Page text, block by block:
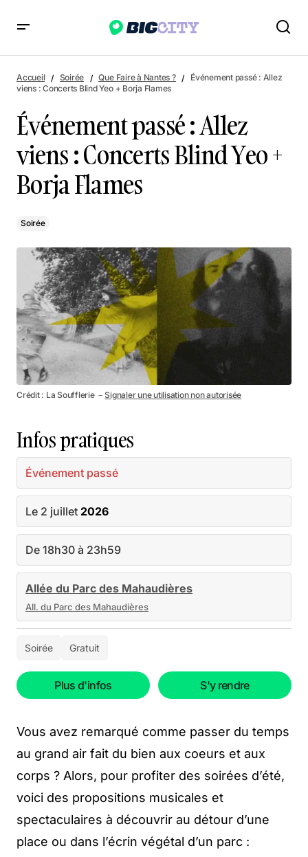
Flames
Accueil Soirée Que Faire à Nantes ?
Événement passé : Allez
viens : Concerts Blind Yeo + Borja Flames
Événement passé : Allez
viens : Concerts Blind Yeo +
Borja Flames
Soirée
Crédit : La Soufflerie －Signaler une utilisation non autorisée
Infos pratiques
Événement passé
Le 2 juillet 2026
De 18h30 à 23h59
Allée du Parc des Mahaudières
All. du Parc des Mahaudières
Soirée Gratuit
Plus d'infos S'y rendre
Vous avez remarqué comme passer du temps
au grand air fait du bien aux coeurs et aux
corps ? Alors, pour profiter des soirées d’été,
voici des propositions musicales et
spectaculaires à découvrir au détour d’une
place ou dans l’écrin végétal d’un parc :